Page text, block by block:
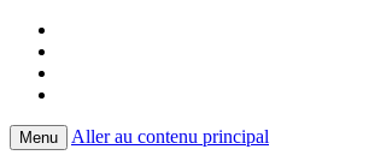
Menu Aller au contenu principal